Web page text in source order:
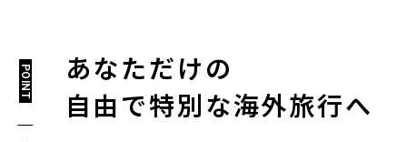
あなただけの
自由で特別な海外旅行へ
POINT